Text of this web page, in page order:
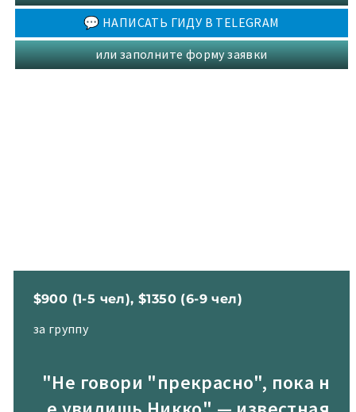
💬 НАПИСАТЬ ГИДУ В TELEGRAM
или заполните форму заявки
$900 (1-5 чел), $1350 (6-9 чел)
за группу
"Не говори "прекрасно", пока н